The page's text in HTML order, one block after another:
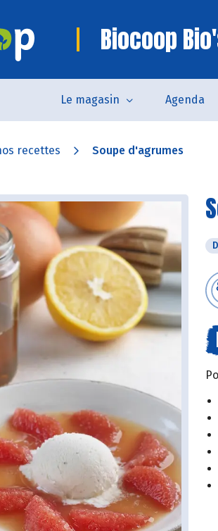
Biocoop
Le magasin Agenda
recettes Soupe d'agrumes